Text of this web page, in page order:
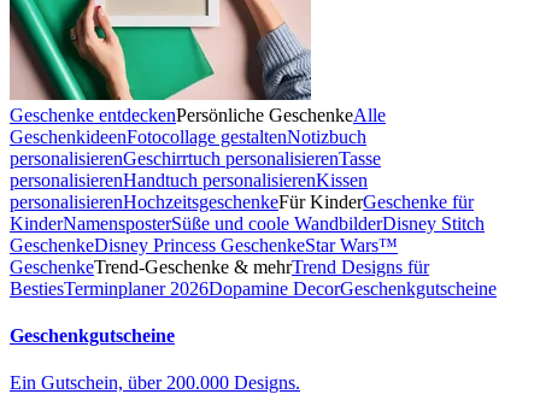
Geschenke entdeckenPersönliche GeschenkeAlle
GeschenkideenFotocollage gestaltenNotizbuch
personalisierenGeschirrtuch personalisierenTasse
personalisierenHandtuch personalisierenKissen
personalisierenHochzeitsgeschenkeFür KinderGeschenke für
KinderNamensposterSüße und coole WandbilderDisney Stitch
GeschenkeDisney Princess GeschenkeStar Wars™
GeschenkeTrend-Geschenke & mehrTrend Designs für
BestiesTerminplaner 2026Dopamine DecorGeschenkgutscheine
Geschenkgutscheine
Ein Gutschein, über 200.000 Designs.